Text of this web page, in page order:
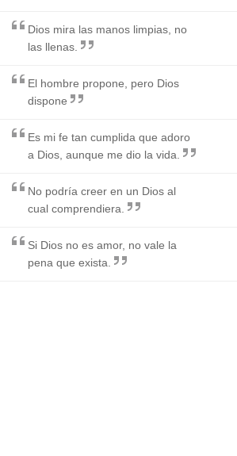
Dios mira las manos limpias, no
las llenas.
El hombre propone, pero Dios
dispone
Es mi fe tan cumplida que adoro
a Dios, aunque me dio la vida.
No podría creer en un Dios al
cual comprendiera.
Si Dios no es amor, no vale la
pena que exista.